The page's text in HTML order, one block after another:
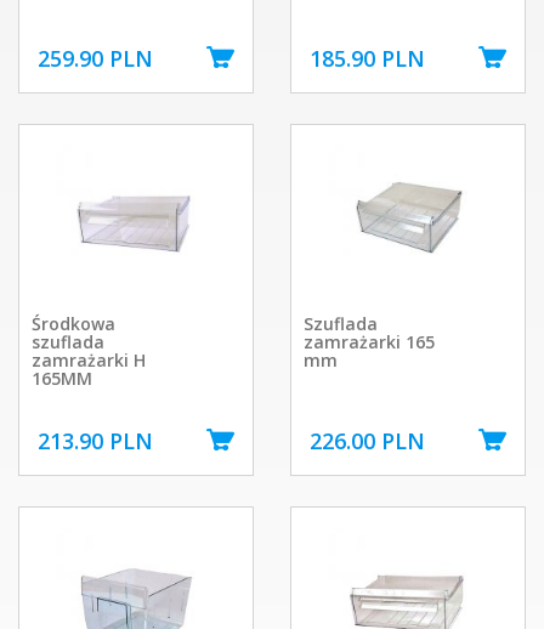
259.90 PLN 185.90 PLN
Środkowa
szuflada
zamrażarki H
165MM
213.90 PLN
Szuflada
zamrażarki 165
mm
226.00 PLN